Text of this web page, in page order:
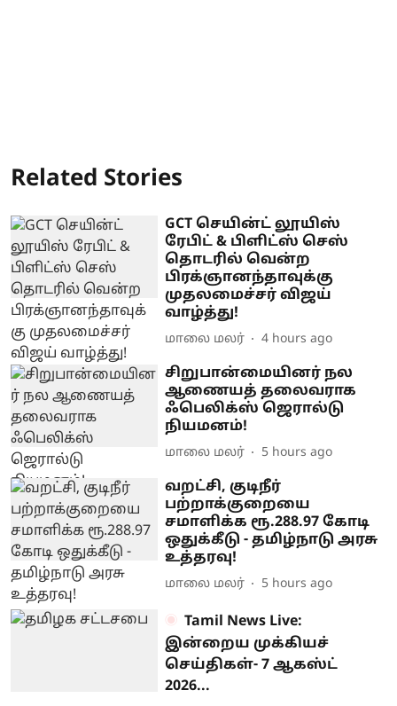
Related Stories
GCT செயின்ட் லூயிஸ்
ரேபிட் & பிளிட்ஸ் செஸ்
தொடரில் வென்ற
பிரக்ஞானந்தாவுக்கு
முதலமைச்சர் விஜய்
வாழ்த்து!
மாலை மலர் 4 hours ago
சிறுபான்மையினர் நல
ஆணையத் தலைவராக
ஃபெலிக்ஸ் ஜெரால்டு
நியமனம்!
மாலை மலர் 5 hours ago
வறட்சி, குடிநீர்
பற்றாக்குறையை
சமாளிக்க ரூ.288.97 கோடி
ஒதுக்கீடு - தமிழ்நாடு அரசு
உத்தரவு!
மாலை மலர் 5 hours ago
Tamil News Live:
இன்றைய முக்கியச்
செய்திகள்- 7 ஆகஸ்ட்
2026...